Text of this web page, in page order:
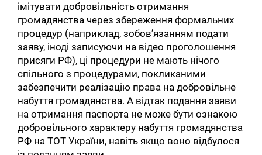
імітувати добровільність отримання
громадянства через збереження формальних
процедур (наприклад, зобов’язанням подати
заяву, іноді записуючи на відео проголошення
присяги РФ), ці процедури не мають нічого
спільного з процедурами, покликаними
забезпечити реалізацію права на добровільне
набуття громадянства. А відтак подання заяви
на отримання паспорта не може бути ознакою
добровільного характеру набуття громадянства
РФ на ТОТ України, навіть якщо воно відбулося